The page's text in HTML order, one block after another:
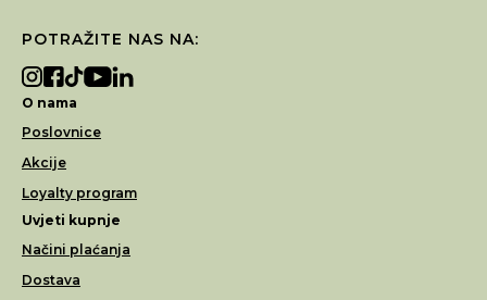
POTRAŽITE NAS NA:
O nama
Poslovnice
Akcije
Loyalty program
Uvjeti kupnje
Načini plaćanja
Dostava